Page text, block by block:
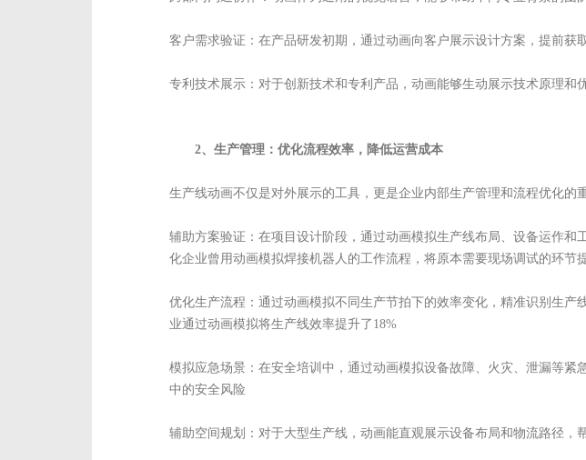
客户需求验证：在产品研发初期，通过动画向客户展示设计方案，提前
专利技术展示：对于创新技术和专利产品，动画能够生动展示技术原理
2、生产管理：优化流程效率，降低运营成本
生产线动画不仅是对外展示的工具，更是企业内部生产管理和流程优化的
辅助方案验证：在项目设计阶段，通过动画模拟生产线布局、设备运作
化企业曾用动画模拟焊接机器人的工作流程，将原本需要现场调试的环节
优化生产流程：通过动画模拟不同生产节拍下的效率变化，精准识别生
业通过动画模拟将生产线效率提升了18%
模拟应急场景：在安全培训中，通过动画模拟设备故障、火灾、泄漏等
中的安全风险
辅助空间规划：对于大型生产线，动画能直观展示设备布局和物流路径